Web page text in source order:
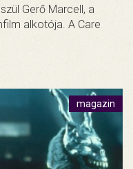
Gerő Marcell, a
alkotója. A Care
magazin